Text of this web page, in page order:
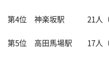
第4位 神楽坂駅 21人（
第5位 高田馬場駅 17人（